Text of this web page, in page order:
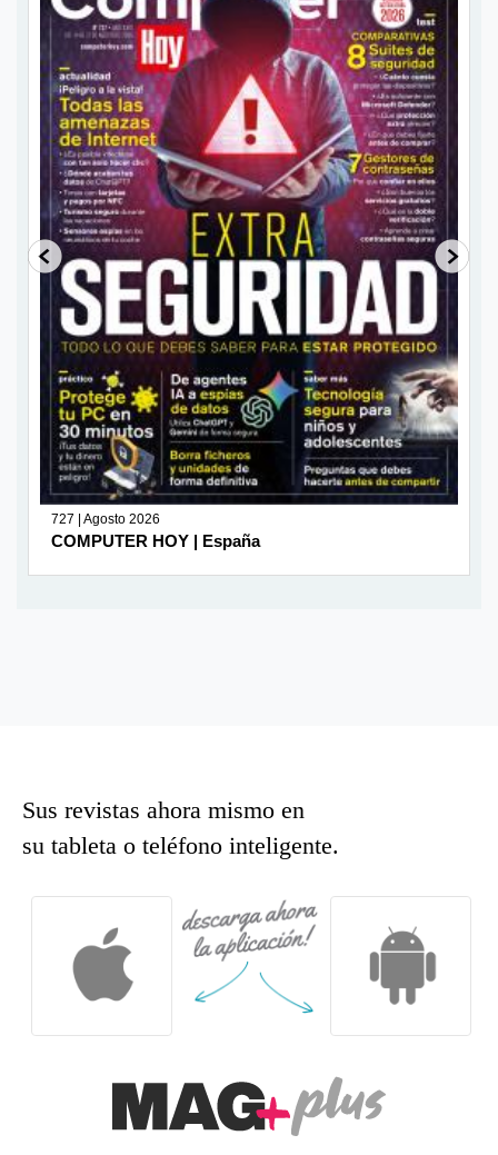
727 | Agosto 2026
COMPUTER HOY | España
Sus revistas ahora mismo en
su tableta o teléfono inteligente.